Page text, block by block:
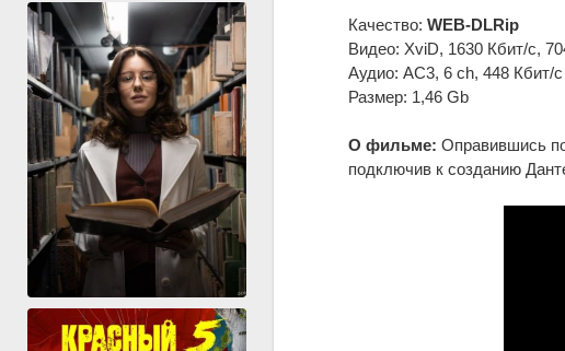
Качество: WEB-DLRip
Видео: XviD, 1630 Кбит/с,
Аудио: AC3, 6 ch, 448 Кбит/с
Размер: 1,46 Gb
О фильме: Оправившись
подключив к созданию